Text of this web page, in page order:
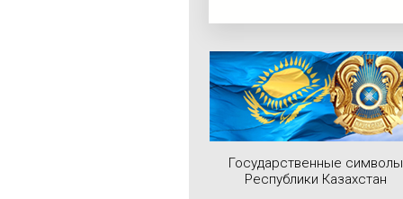
Государственные символы
Республики Казахстан